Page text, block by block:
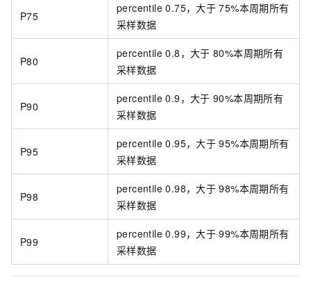
P75
percentile 0.75，大于 75%本周期所有
采样数据
P80
percentile 0.8，大于 80%本周期所有
采样数据
P90
percentile 0.9，大于 90%本周期所有
采样数据
P95
percentile 0.95，大于 95%本周期所有
采样数据
P98
percentile 0.98，大于 98%本周期所有
采样数据
P99
percentile 0.99，大于 99%本周期所有
采样数据